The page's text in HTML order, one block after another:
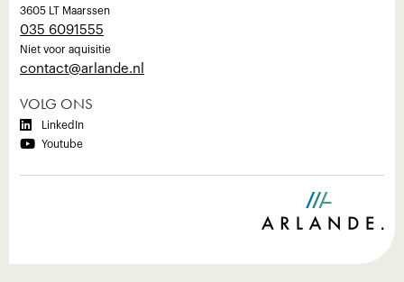
3605 LT Maarssen
035 6091555
Niet voor aquisitie
‍contact@arlande.nl
VOLG ONS
 LinkedIn
 Youtube